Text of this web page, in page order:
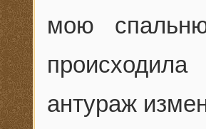
мою
антураж